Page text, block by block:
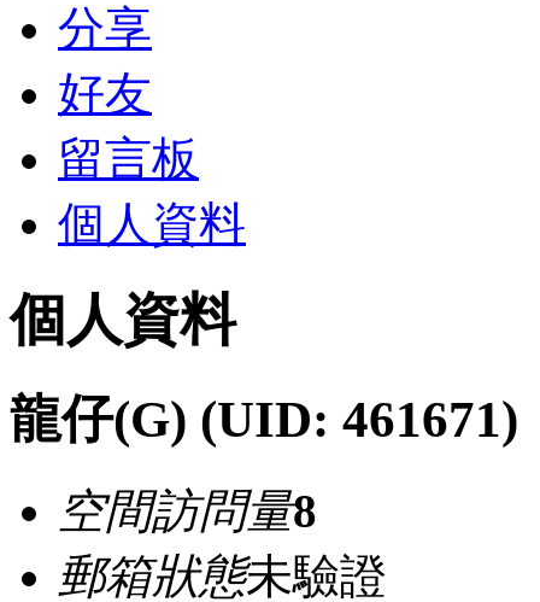
分享
好友
留言板
個人資料
個人資料
龍仔(G) (UID: 461671)
空間訪問量8
郵箱狀態未驗證